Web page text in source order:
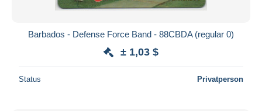
Barbados - Defense Force Band - 88CBDA (regular 0)
± 1,03 $
Status Privatperson